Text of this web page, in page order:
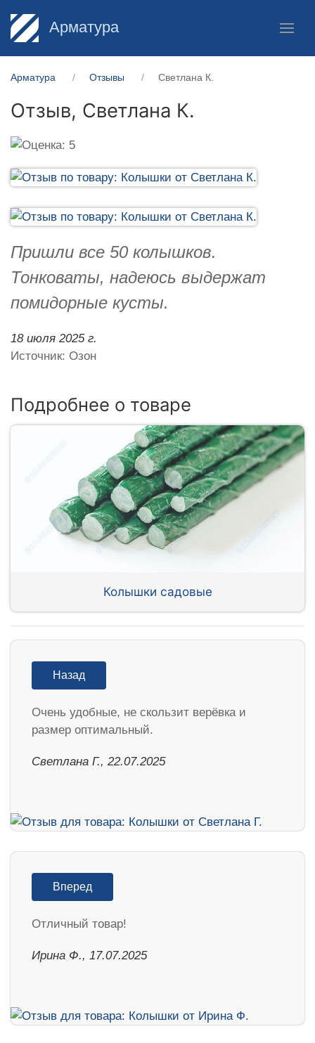
Арматура
Арматура Отзывы Светлана К.
Отзыв, Светлана К.
Пришли все 50 колышков.
Тонковаты, надеюсь выдержат
помидорные кусты.
18 июля 2025 г.
Источник: Озон
Подробнее о товаре
Колышки садовые
Назад
Очень удобные, не скользит верёвка и
размер оптимальный.
Светлана Г., 22.07.2025
Вперед
Отличный товар!
Ирина Ф., 17.07.2025